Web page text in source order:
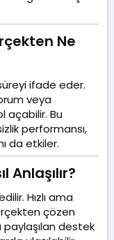
Ne
ifade eder.
veya
açabilir. Bu
performansı,
da etkiler.
Anlaşılır?​
Hızlı ama
çözen
destek